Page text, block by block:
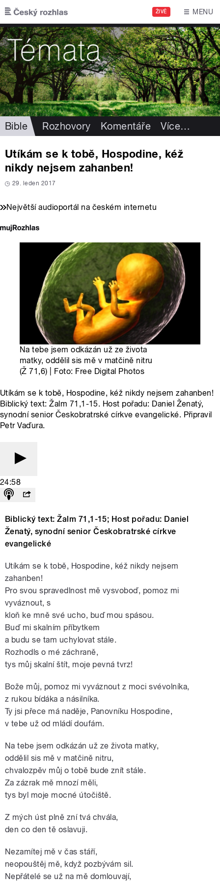
Přejít k hlavnímu obsahu
ŽIVĚ MENU
Bible Rozhovory Komentáře Více…
Utíkám se k tobě, Hospodine, kéž
nikdy nejsem zahanben!
29. leden 2017
Největší audioportál na českém internetu
Na tebe jsem odkázán už ze života
matky, oddělil sis mě v matčině nitru
(Ž 71,6) | Foto: Free Digital Photos
Utíkám se k tobě, Hospodine, kéž nikdy nejsem zahanben!
Biblický text: Žalm 71,1-15. Host pořadu: Daniel Ženatý,
synodní senior Českobratrské církve evangelické. Připravil
Petr Vaďura.
24:58
Biblický text: Žalm 71,1-15; Host pořadu: Daniel
Ženatý, synodní senior Českobratrské církve
evangelické
Utíkám se k tobě, Hospodine, kéž nikdy nejsem
zahanben!
Pro svou spravedlnost mě vysvoboď, pomoz mi
vyváznout, s
kloň ke mně své ucho, buď mou spásou.
Buď mi skalním příbytkem
a budu se tam uchylovat stále.
Rozhodls o mé záchraně,
tys můj skalní štít, moje pevná tvrz!
Bože můj, pomoz mi vyváznout z moci svévolníka,
z rukou bídáka a násilníka.
Ty jsi přece má naděje, Panovníku Hospodine,
v tebe už od mládí doufám.
Na tebe jsem odkázán už ze života matky,
oddělil sis mě v matčině nitru,
chvalozpěv můj o tobě bude znít stále.
Za zázrak mě mnozí měli,
tys byl moje mocné útočiště.
Z mých úst plně zní tvá chvála,
den co den tě oslavuji.
Nezamítej mě v čas stáří,
neopouštěj mě, když pozbývám sil.
Nepřátelé se už na mě domlouvají,